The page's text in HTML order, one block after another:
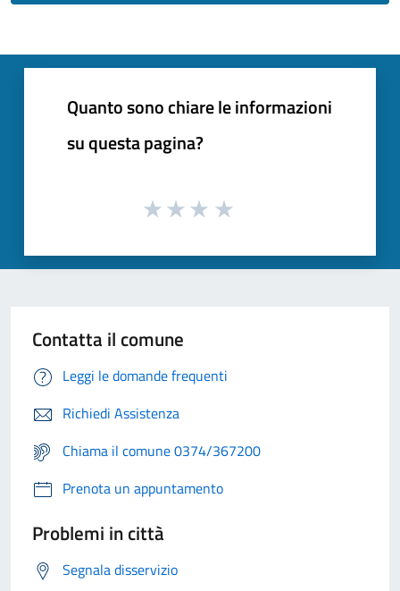
Quanto sono chiare le informazioni
su questa pagina?
Contatta il comune
Leggi le domande frequenti
Richiedi Assistenza
Chiama il comune 0374/367200
Prenota un appuntamento
Problemi in città
Segnala disservizio